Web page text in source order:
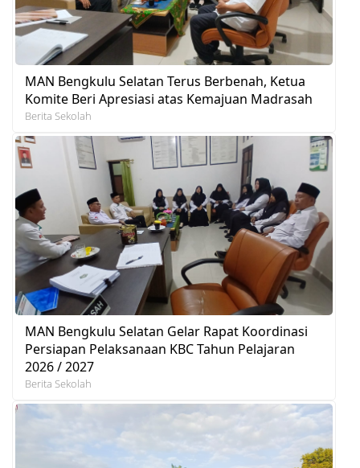
MAN Bengkulu Selatan Terus Berbenah, Ketua
Komite Beri Apresiasi atas Kemajuan Madrasah
Berita Sekolah
MAN Bengkulu Selatan Gelar Rapat Koordinasi
Persiapan Pelaksanaan KBC Tahun Pelajaran
2026 / 2027
Berita Sekolah